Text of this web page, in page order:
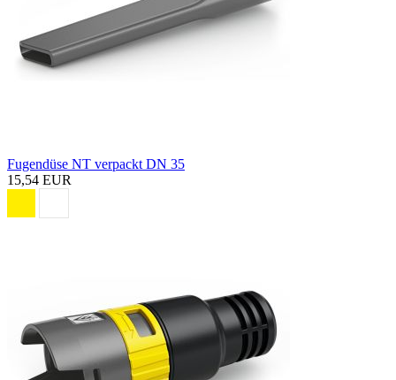
Fugendüse NT verpackt DN 35
15,54 EUR